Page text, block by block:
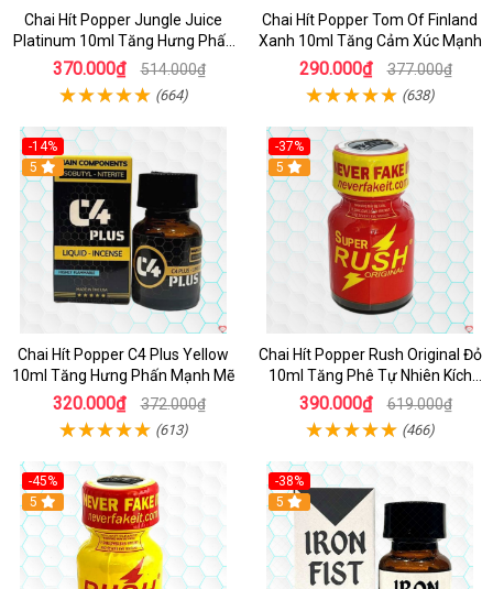
Chai Hít Popper Jungle Juice
Platinum 10ml Tăng Hưng Phấn
Mạnh
370.000₫ 514.000₫
(664)
Chai Hít Popper Tom Of Finland
Xanh 10ml Tăng Cảm Xúc Mạnh
290.000₫ 377.000₫
(638)
-14%
5
Chai Hít Popper C4 Plus Yellow
10ml Tăng Hưng Phấn Mạnh Mẽ
320.000₫ 372.000₫
(613)
-37%
5
Chai Hít Popper Rush Original Đỏ
10ml Tăng Phê Tự Nhiên Kích
Thích
390.000₫ 619.000₫
(466)
-45%
5
-38%
5